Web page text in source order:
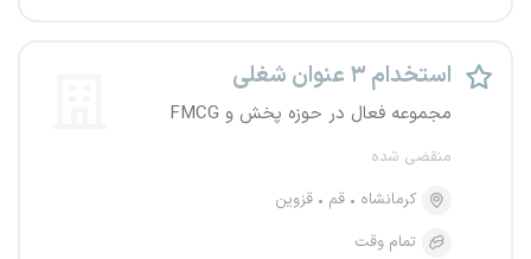
استخدام ۳ عنوان شغلی
مجموعه فعال در حوزه پخش و FMCG
منقضی شده
کرمانشاه
قم
قزوین
تمام وقت